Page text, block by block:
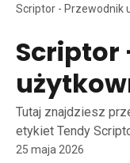
Scriptor - Przewodnik
Scriptor
Tutaj znajdziesz
etykiet Tendy
25 maja 2026